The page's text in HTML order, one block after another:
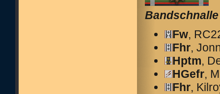
Fw,
Fhr,
Hptm,
HGefr,
Fhr,